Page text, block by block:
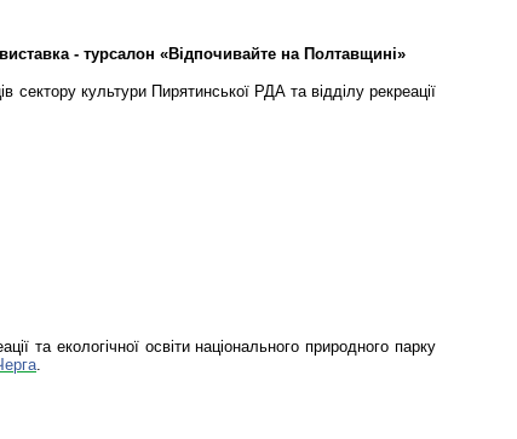
- турсалон «Відпочивайте на Полтавщині»
культури Пирятинської РДА та відділу рекреації
та екологічної освіти національного природного парку
.